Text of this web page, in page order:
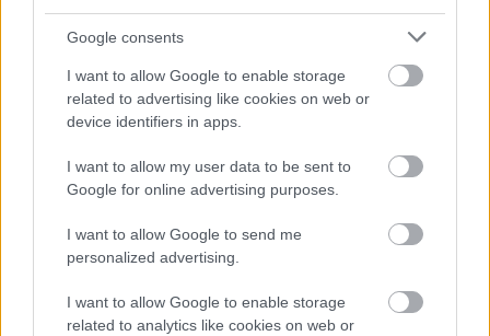
Google consents
I want to allow Google to enable storage
related to advertising like cookies on web or
device identifiers in apps.
I want to allow my user data to be sent to
Google for online advertising purposes.
I want to allow Google to send me
personalized advertising.
I want to allow Google to enable storage
related to analytics like cookies on web or
érzed. Ha nem tudsz megbocsátani, inkább engedd el a
dolgot, és ne pazarolj több energiát rá. Sokkal fontosabb
dolgok várnak rád, amik figyelmet igényelnek.
**Hét év szerencse vár, ha kedvelés és a sok szerencsét
beírása után gördítesz lejjebb!**
Minél erősebben próbálsz egy feladatra összpontosítani,
annál inkább elkalandozik a figyelmed. Talán ez az időszak
most inkább a pihenésről szól. Engedd szabadon az elméd,